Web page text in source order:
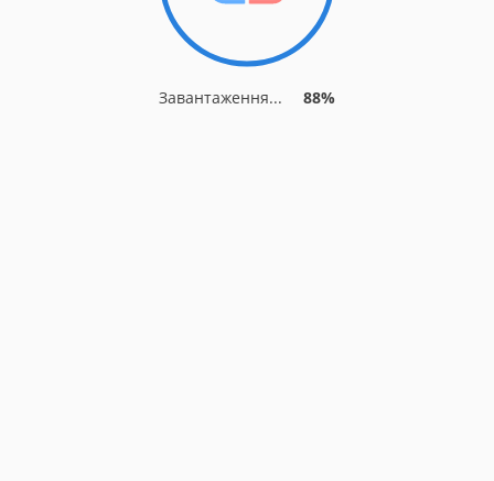
Завантаження... 91%